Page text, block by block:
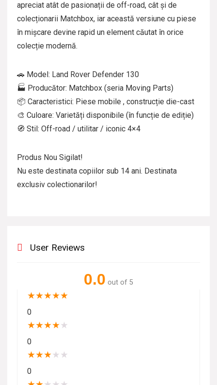
apreciat atât de pasionații de off-road, cât și de
colecționarii Matchbox, iar această versiune cu piese
în mișcare devine rapid un element căutat în orice
colecție modernă.
🚗 Model: Land Rover Defender 130
🏭 Producător: Matchbox (seria Moving Parts)
📦 Caracteristici: Piese mobile , construcție die-cast
🎨 Culoare: Varietăți disponibile (în funcție de ediție)
🧭 Stil: Off-road / utilitar / iconic 4×4
Produs Nou Sigilat!
Nu este destinata copiilor sub 14 ani. Destinata
exclusiv colectionarilor!
User Reviews
0.0 out of 5
★★★★★
0
★★★★★
0
★★★★ ★
0